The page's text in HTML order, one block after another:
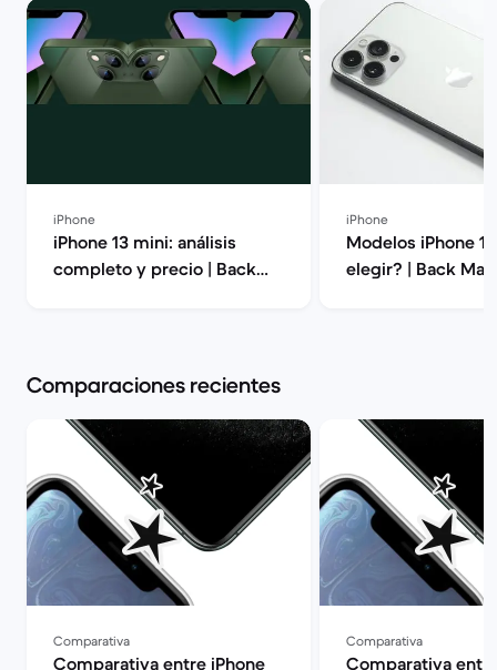
iPhone
iPhone 13 mini: análisis
completo y precio | Back
iPhone
Modelos iPhone
elegir? | Back
Comparaciones recientes
Comparativa
Comparativa entre iPhone
Comparativa
Comparativa